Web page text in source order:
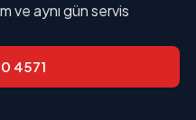
ve aynı gün servis
4571